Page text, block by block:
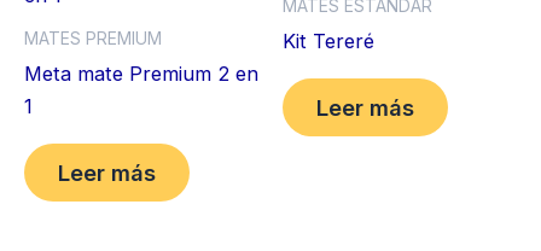
MATES PREMIUM
Meta mate Premium 2 en
1
Leer más
MATES ESTANDAR
Kit Tereré
Leer más